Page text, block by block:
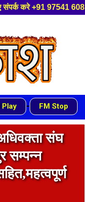
यूट्यूब चैनल को
Play - FM Stop
संघ
सम्पन्न